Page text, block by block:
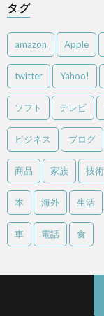
タグ
amazon Apple
twitter Yahoo!
ソフト テレビ
ビジネス ブログ
商品 家族 技術
本 海外 生活
車 電話 食